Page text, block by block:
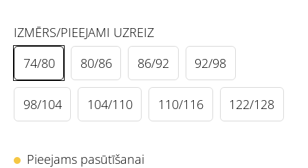
IZMĒRS/PIEEJAMI UZREIZ
74/80
80/86 86/92 92/98
98/104 104/110 110/116 122/128
Pieejams pasūtīšanai